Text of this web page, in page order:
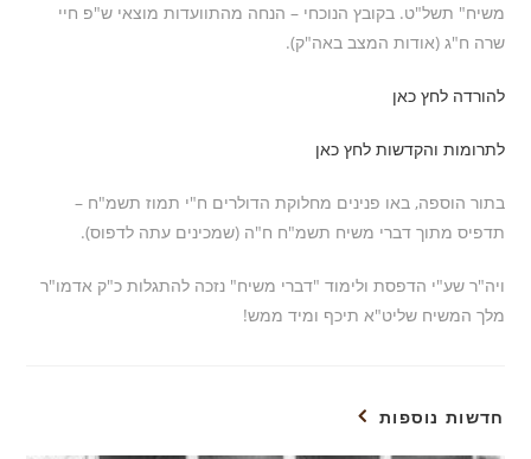
משיח" תשל"ט. בקובץ הנוכחי – הנחה מהתוועדות מוצאי ש"פ חיי
שרה ח"ג (אודות המצב באה"ק).
להורדה לחץ כאן
לתרומות והקדשות לחץ כאן
בתור הוספה, באו פנינים מחלוקת הדולרים ח"י תמוז תשמ"ח –
תדפיס מתוך דברי משיח תשמ"ח ח"ה (שמכינים עתה לדפוס).
ויה"ר שע"י הדפסת ולימוד "דברי משיח" נזכה להתגלות כ"ק אדמו"ר
מלך המשיח שליט"א תיכף ומיד ממש!
חדשות נוספות